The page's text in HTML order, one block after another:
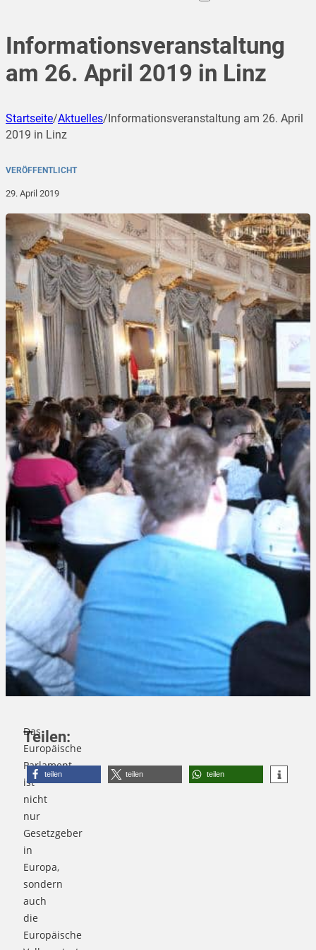
Informationsveranstaltung
am 26. April 2019 in Linz
Startseite/Aktuelles/Informationsveranstaltung am 26. April
2019 in Linz
VERÖFFENTLICHT
29. April 2019
Das
Europäische
Parlament
ist
nicht
nur
Gesetzgeber
in
Europa,
sondern
auch
die
Europäische
Teilen:
teilen teilen teilen